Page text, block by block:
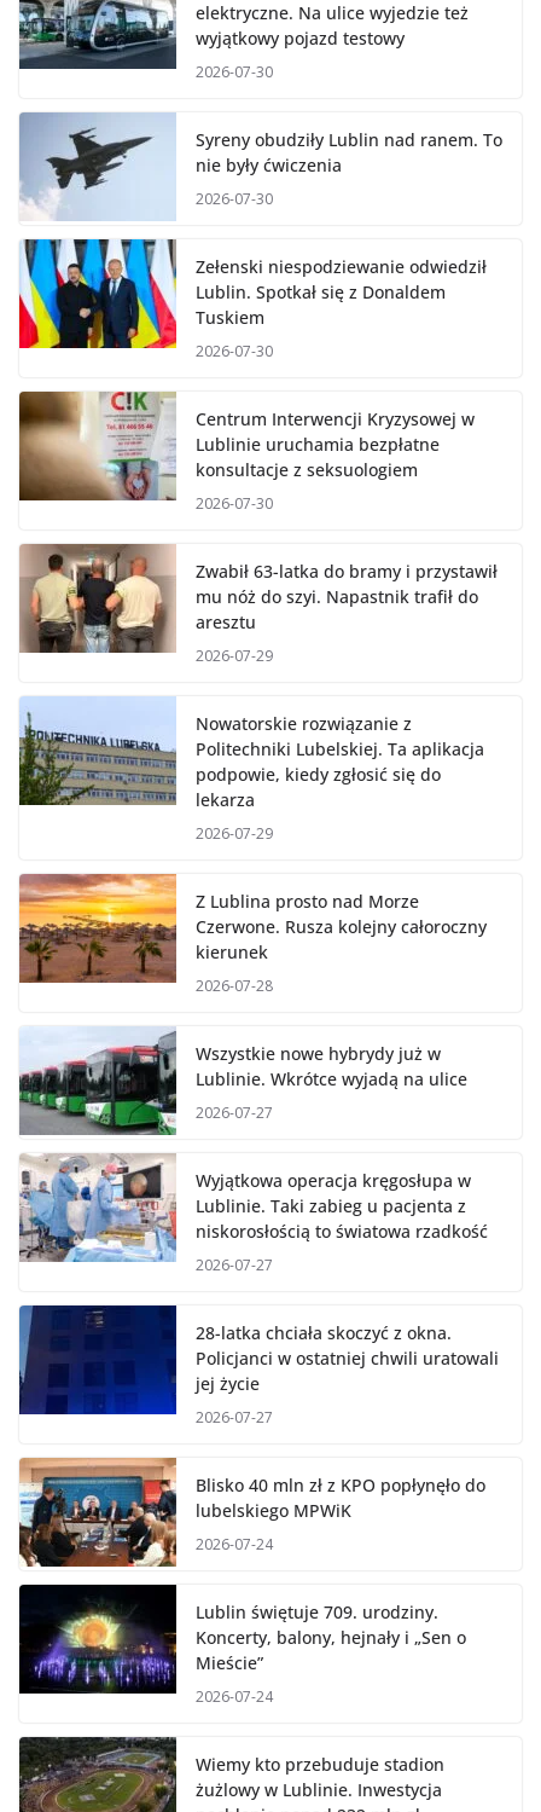
elektryczne. Na ulice wyjedzie też
wyjątkowy pojazd testowy
2026-07-30
Syreny obudziły Lublin nad ranem. To
nie były ćwiczenia
2026-07-30
Zełenski niespodziewanie odwiedził
Lublin. Spotkał się z Donaldem
Tuskiem
2026-07-30
Centrum Interwencji Kryzysowej w
Lublinie uruchamia bezpłatne
konsultacje z seksuologiem
2026-07-30
Zwabił 63-latka do bramy i przystawił
mu nóż do szyi. Napastnik trafił do
aresztu
2026-07-29
Nowatorskie rozwiązanie z
Politechniki Lubelskiej. Ta aplikacja
podpowie, kiedy zgłosić się do
lekarza
2026-07-29
Z Lublina prosto nad Morze
Czerwone. Rusza kolejny całoroczny
kierunek
2026-07-28
Wszystkie nowe hybrydy już w
Lublinie. Wkrótce wyjadą na ulice
2026-07-27
Wyjątkowa operacja kręgosłupa w
Lublinie. Taki zabieg u pacjenta z
niskorosłością to światowa rzadkość
2026-07-27
28-latka chciała skoczyć z okna.
Policjanci w ostatniej chwili uratowali
jej życie
2026-07-27
Blisko 40 mln zł z KPO popłynęło do
lubelskiego MPWiK
2026-07-24
Lublin świętuje 709. urodziny.
Koncerty, balony, hejnały i „Sen o
Mieście”
2026-07-24
Wiemy kto przebuduje stadion
żużlowy w Lublinie. Inwestycja